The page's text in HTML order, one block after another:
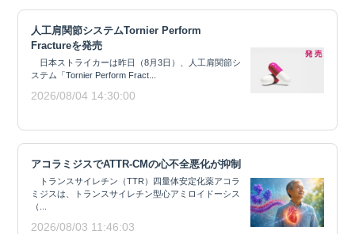
人工肩関節システムTornier Perform
Fractureを発売
日本ストライカーは昨日（8月3日）、人工肩関節シ
ステム「Tornier Perform Fract...
2026/08/04 14:30:00
アコラミジスでATTR-CMの心不全悪化が抑制
トランスサイレチン（TTR）四量体安定化薬アコラ
ミジスは、トランスサイレチン型心アミロイドーシス
（...
2026/08/03 11:46:03